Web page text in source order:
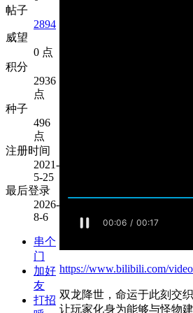
帖子
2894
威望
0 点
积分
2936
点
种子
496
点
注册时间
2021-
5-25
最后登录
2026-
8-6
串个
门
加好
友
打招
https://www.bilibili.com/
双龙降世，命运于此刻交织
让玩家化身为能够与怪物